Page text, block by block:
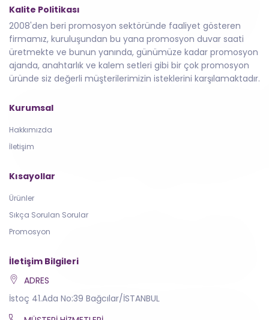
Kalite Politikası
2008'den beri promosyon sektöründe faaliyet gösteren
firmamız, kuruluşundan bu yana promosyon duvar saati
üretmekte ve bunun yanında, günümüze kadar promosyon
ajanda, anahtarlık ve kalem setleri gibi bir çok promosyon
üründe siz değerli müşterilerimizin isteklerini karşılamaktadır.
Kurumsal
Hakkımızda
İletişim
Kısayollar
Ürünler
Sıkça Sorulan Sorular
Promosyon
İletişim Bilgileri
ADRES
İstoç 41.Ada No:39 Bağcılar/İSTANBUL